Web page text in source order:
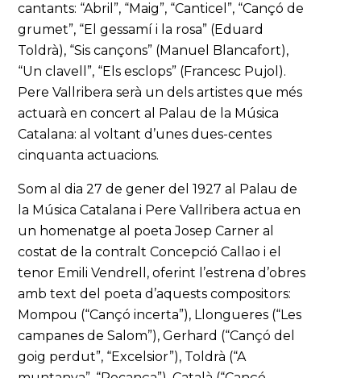
cantants: “Abril”, “Maig”, “Canticel”, “Cançó de
grumet”, “El gessamí i la rosa” (Eduard
Toldrà), “Sis cançons” (Manuel Blancafort),
“Un clavell”, “Els esclops” (Francesc Pujol).
Pere Vallribera serà un dels artistes que més
actuarà en concert al Palau de la Música
Catalana: al voltant d’unes dues-centes
cinquanta actuacions.
Som al dia 27 de gener del 1927 al Palau de
la Música Catalana i Pere Vallribera actua en
un homenatge al poeta Josep Carner al
costat de la contralt Concepció Callao i el
tenor Emili Vendrell, oferint l’estrena d’obres
amb text del poeta d’aquests compositors:
Mompou (“Cançó incerta”), Llongueres (“Les
campanes de Salom”), Gerhard (“Cançó del
goig perdut”, “Excelsior”), Toldrà (“A